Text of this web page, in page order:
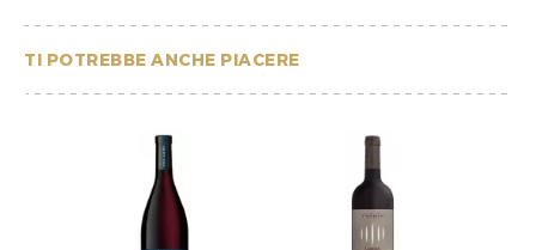
TI POTREBBE ANCHE PIACERE